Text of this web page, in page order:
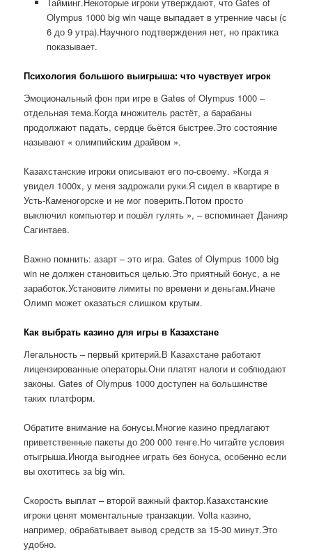
Тайминг.Некоторые игроки утверждают, что Gates of
Olympus 1000 big win чаще выпадает в утренние часы (с
6 до 9 утра).Научного подтверждения нет, но практика
показывает.
Психология большого выигрыша: что чувствует игрок
Эмоциональный фон при игре в Gates of Olympus 1000 –
отдельная тема.Когда множитель растёт, а барабаны
продолжают падать, сердце бьётся быстрее.Это состояние
называют « олимпийским драйвом ».
Казахстанские игроки описывают его по-своему. »Когда я
увидел 1000x, у меня задрожали руки.Я сидел в квартире в
Усть-Каменогорске и не мог поверить.Потом просто
выключил компьютер и пошёл гулять », – вспоминает Данияр
Сагинтаев.
Важно помнить: азарт – это игра. Gates of Olympus 1000 big
win не должен становиться целью.Это приятный бонус, а не
заработок.Установите лимиты по времени и деньгам.Иначе
Олимп может оказаться слишком крутым.
Как выбрать казино для игры в Казахстане
Легальность – первый критерий.В Казахстане работают
лицензированные операторы.Они платят налоги и соблюдают
законы. Gates of Olympus 1000 доступен на большинстве
таких платформ.
Обратите внимание на бонусы.Многие казино предлагают
приветственные пакеты до 200 000 тенге.Но читайте условия
отыгрыша.Иногда выгоднее играть без бонуса, особенно если
вы охотитесь за big win.
Скорость выплат – второй важный фактор.Казахстанские
игроки ценят моментальные транзакции. Volta казино,
например, обрабатывает вывод средств за 15-30 минут.Это
удобно.